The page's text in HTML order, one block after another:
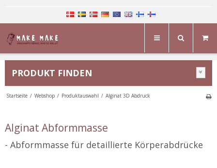
PRODUKT FINDEN
Startseite / Webshop / Produktauswahl / Alginat 3D Abdruck
Alginat Abformmasse
- Abformmasse für detaillierte Körperabdrücke